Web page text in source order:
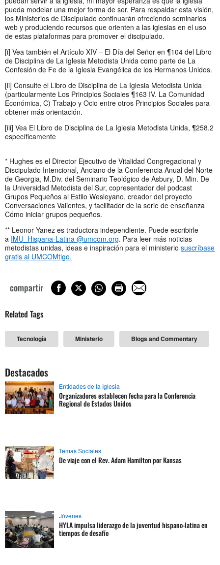
pueda modelar una mejor forma de ser. Para respaldar esta visión,
los Ministerios de Discipulado continuarán ofreciendo seminarios
web y produciendo recursos que orienten a las iglesias en el uso
de estas plataformas para promover el discipulado.
[i] Vea también el Artículo XIV – El Día del Señor en ¶104 del Libro
de Disciplina de La Iglesia Metodista Unida como parte de La
Confesión de Fe de la Iglesia Evangélica de los Hermanos Unidos.
[ii] Consulte el Libro de Disciplina de La Iglesia Metodista Unida
(particularmente Los Principios Sociales ¶163 IV. La Comunidad
Económica, C) Trabajo y Ocio entre otros Principios Sociales para
obtener más orientación.
[iii] Vea El Libro de Disciplina de La Iglesia Metodista Unida, ¶258.2
específicamente
* Hughes es el Director Ejecutivo de Vitalidad Congregacional y
Discipulado Intencional, Anciano de la Conferencia Anual del Norte
de Georgia, M.Div. del Seminario Teológico de Asbury, D. Min. De
la Universidad Metodista del Sur, copresentador del podcast
Grupos Pequeños al Estilo Wesleyano, creador del proyecto
Conversaciones Valientes, y facilitador de la serie de enseñanza
Cómo iniciar grupos pequeños.
** Leonor Yanez es traductora independiente. Puede escribirle
a IMU_Hispana-Latina @umcom.org. Para leer más noticias
metodistas unidas, ideas e inspiración para el ministerio suscríbase
gratis al UMCOMtigo.
compartir
Related Tags
Tecnología Ministerio Blogs and Commentary
Destacados
Entidades de la Iglesia
Organizadores establecen fecha para la Conferencia
Regional de Estados Unidos
Temas Sociales
De viaje con el Rev. Adam Hamilton por Kansas
Jóvenes
HYLA impulsa liderazgo de la juventud hispano-latina en
tiempos de desafío